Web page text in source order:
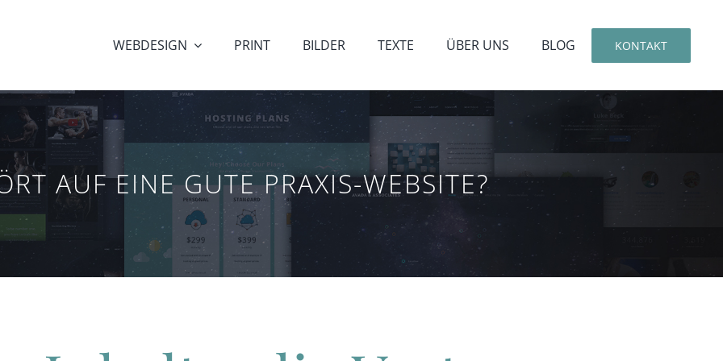
WEBDESIGN PRINT BILDER TEXTE ÜBER UNS BLOG KONTAKT
AUF EINE GUTE PRAXIS-WEBSITE?